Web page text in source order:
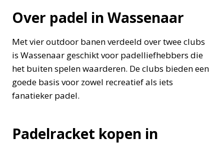
Over padel in Wassenaar
Met vier outdoor banen verdeeld over twee clubs
is Wassenaar geschikt voor padelliefhebbers die
het buiten spelen waarderen. De clubs bieden een
goede basis voor zowel recreatief als iets
fanatieker padel.
Padelracket kopen in